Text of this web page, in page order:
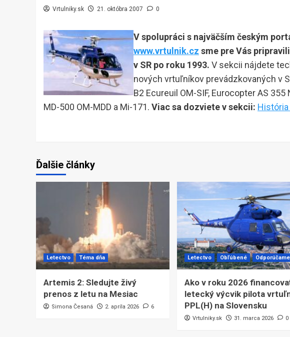
Vrtulniky.sk 21. októbra 2007 0
V spolupráci s najväčším českým
www.vrtulnik.cz sme pre Vás
v SR po roku 1993. V sekcii nájdete
nových vrtuľníkov prevádzkovaných v
B2 Ecureuil OM-SIF, Eurocopter AS 355
MD-500 OM-MDD a Mi-171. Viac sa dozviete v sekcii:
Ďalšie články
Letectvo Téma dňa
Artemis 2: Sledujte živý
prenos z letu na Mesiac
Simona Česaná 2. apríla 2026 6
Letectvo Obľúbené Odporúčame
Ako v roku 2026
letecký výcvik pilota
PPL(H) na Slovensku
Vrtulniky.sk 31. marca 2026 0